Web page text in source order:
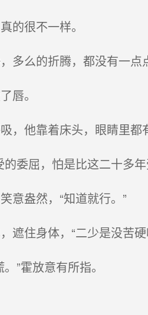
的很不一样。
多么的折腾，都没有一点
唇。
，他靠着床头，眼睛里都
委屈，怕是比这二十多
意盎然，“知道就行。”
遮住身体，“二少是没苦硬
”霍放意有所指。